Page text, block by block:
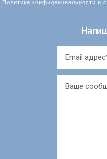
Политике конфиденциальности и